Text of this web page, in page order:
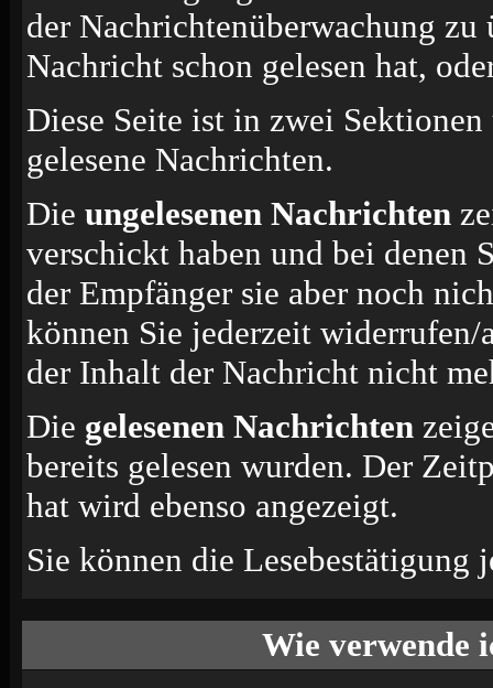
der Nachrichtenüberwachung
Nachricht schon gelesen hat,
Diese Seite ist in zwei
gelesene Nachrichten.
Die ungelesenen Nachrichten
verschickt haben und bei denen
der Empfänger sie aber noch
können Sie jederzeit
der Inhalt der Nachricht nicht
Die gelesenen Nachrichten
bereits gelesen wurden. Der
hat wird ebenso angezeigt.
Sie können die Lesebestätigung
Wie verwende